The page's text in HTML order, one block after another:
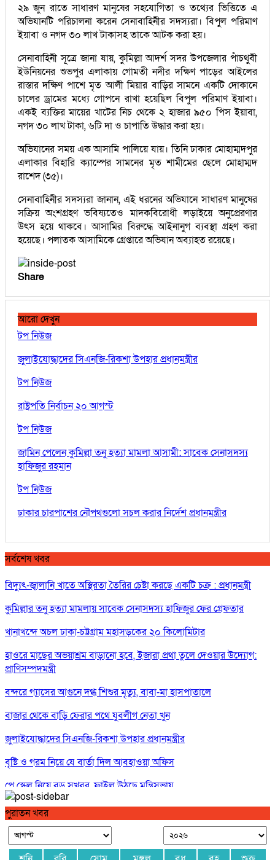
২৯ জুন রাতে সাধারণ মানুষের সহযোগিতা ও তথ্যের ভিত্তিতে এ
অভিযানটি পরিচালনা করেন সেনাবাহিনীর সদস্যরা। বিপুল পরিমাণ
ইয়াবা ও নগদ ৩০ লাখ টাকাসহ তাকে আটক করা হয়।
সেনাবাহিনী সূত্রে জানা যায়, কুমিল্লা আদর্শ সদর উপজেলার পাঁচথুবী
ইউনিয়নের শুভপুর এলাকায় গোমতী নদীর দক্ষিণ পাড়ের আইলের
রাস্তার দক্ষিণ পাশে মৃত আলী মিয়ার বাড়ির সামনে একটি দোকানে
চালের ড্রামের মধ্যে গোপনে রাখা হয়েছিল বিপুল পরিমাণ ইয়াবা।
একই ব্যক্তির মায়ের খাটের নিচ থেকে ২ হাজার ৯৫০ পিস ইয়াবা,
নগদ ৩০ লাখ টাকা, ৬টি দা ও চাপাতি উদ্ধার করা হয়।
অভিযানের সময় এক আসামি পালিয়ে যায়। তিনি ঢাকার মোহাম্মদপুর
এলাকার বিহারি ক্যাম্পের সামনের মৃত শামীমের ছেলে মোহাম্মদ
রাশেদ (৩৫)।
সেনাবাহিনীর সদস্যরা জানান, এই ধরনের অভিযানে সাধারণ মানুষের
সক্রিয় অংশগ্রহণ ভবিষ্যতেও মাদকবিরোধী লড়াইয়ে অনুপ্রেরণার
উৎস হয়ে থাকবে। আসামির বিরুদ্ধে আইনানুগ ব্যবস্থা গ্রহণ করা
হয়েছে। পলাতক আসামিকে গ্রেপ্তারে অভিযান অব্যাহত রয়েছে।
Share
আরো দেখুন
টপ নিউজ
জুলাইযোদ্ধাদের সিএনজি-রিকশা উপহার প্রধানমন্ত্রীর
টপ নিউজ
রাষ্ট্রপতি নির্বাচন ২০ আগস্ট
টপ নিউজ
জামিন পেলেন কুমিল্লা তনু হত্যা মামলা আসামী: সাবেক সেনাসদস্য
হাফিজুর রহমান
টপ নিউজ
ঢাকার চারপাশের নৌপথগুলো সচল করার নির্দেশ প্রধানমন্ত্রীর
সর্বশেষ খবর
বিদ্যুৎ-জ্বালানি খাতে অস্থিরতা তৈরির চেষ্টা করছে একটি চক্র : প্রধানমন্ত্রী
কুমিল্লার তনু হত্যা মামলায় সাবেক সেনাসদস্য হাফিজুর ফের গ্রেফতার
খানাখন্দে অচল ঢাকা-চট্টগ্রাম মহাসড়কের ২০ কিলোমিটার
হাওরে মাছের অভয়াশ্রম বাড়ানো হবে, ইজারা প্রথা তুলে দেওয়ার উদ্যোগ:
প্রাণিসম্পদমন্ত্রী
বন্দরে গ্যাসের আগুনে দগ্ধ শিশুর মৃত্যু, বাবা-মা হাসপাতালে
বাজার থেকে বাড়ি ফেরার পথে যুবলীগ নেতা খুন
জুলাইযোদ্ধাদের সিএনজি-রিকশা উপহার প্রধানমন্ত্রীর
বৃষ্টি ও গরম নিয়ে যে বার্তা দিল আবহাওয়া অফিস
পে স্কেল নিয়ে বড় সুখবর, ফাইল উঠছে মন্ত্রিসভায়
গণঅভ্যুত্থান ছিল ১৭ বছরের ধারাবাহিক আন্দোলনের ফসল : স্বরাষ্ট্রমন্ত্রী
পুরাতন খবর